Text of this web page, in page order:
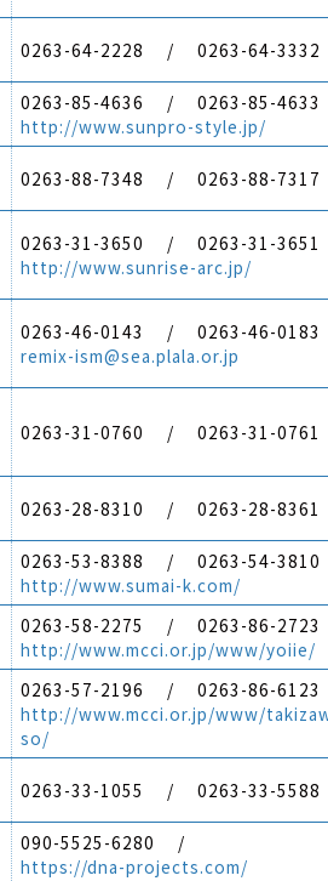
0263-64-2228 / 0263-64-3332
0263-85-4636 / 0263-85-4633
http://www.sunpro-style.jp/
0263-88-7348 / 0263-88-7317
0263-31-3650 / 0263-31-3651
http://www.sunrise-arc.jp/
0263-46-0143 / 0263-46-0183
remix-ism@sea.plala.or.jp
0263-31-0760 / 0263-31-0761
0263-28-8310 / 0263-28-8361
0263-53-8388 / 0263-54-3810
http://www.sumai-k.com/
0263-58-2275 / 0263-86-2723
http://www.mcci.or.jp/www/yoiie/
0263-57-2196 / 0263-86-6123
http://www.mcci.or.jp/www/
so/
0263-33-1055 / 0263-33-5588
090-5525-6280 /
https://dna-projects.com/